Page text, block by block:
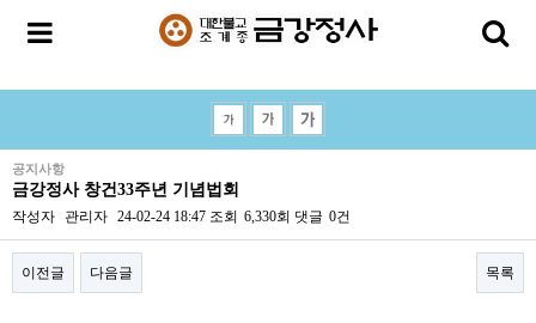
공지사항
금강정사 창건33주년 기념법회
작성자 관리자 24-02-24 18:47 조회 6,330회 댓글 0건
이전글 다음글 목록